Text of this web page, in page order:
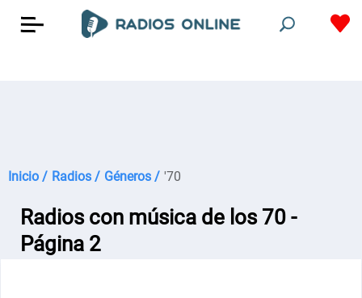
Inicio / Radios / Géneros / '70
Radios con música de los 70 -
Página 2